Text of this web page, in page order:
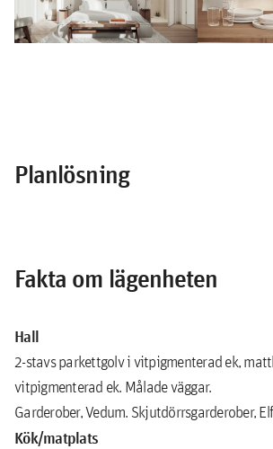
Planlösning
Fakta om lägenheten
Hall
2-stavs parkettgolv i vitpigmenterad ek,
vitpigmenterad ek. Målade väggar.
Garderober, Vedum. Skjutdörrsgarderober,
Kök/matplats